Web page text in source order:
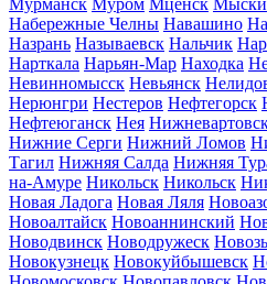
Мурманск Муром Мценск Мыски
Набережные Челны Навашино
Назрань Называевск Нальчик
Нарткала Нарьян-Мар Находка
Невинномысск Невьянск
Нерюнгри Нестеров Нефтегорск
Нефтеюганск Нея
Нижние Серги Нижний Ломов
Тагил Нижняя Салда Нижняя
на-Амуре Никольск Никольск
Новая Ладога Новая Ляля
Новоалтайск Новоаннинский
Новодвинск Новодружеск
Новокузнецк Новокуйбышевск